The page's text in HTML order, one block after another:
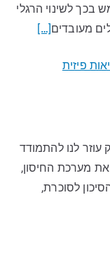
בכך לשינוי הרגלי
מעובדים​[…]
פיזית
לנו להתמודד
מערכת החיסון,
לסוכרת,